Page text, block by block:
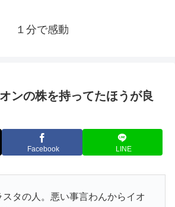
１分で感動
ンの株を持ってたほうが良
Facebook LINE
タの人。悪い事言わんからイオ